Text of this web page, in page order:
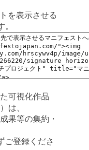
を表示させる
可視化作品
は、
果等の集約・
ご登録くださ